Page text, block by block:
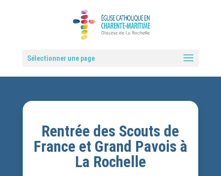
Sélectionner une page
Rentrée des Scouts de
France et Grand Pavois à
La Rochelle